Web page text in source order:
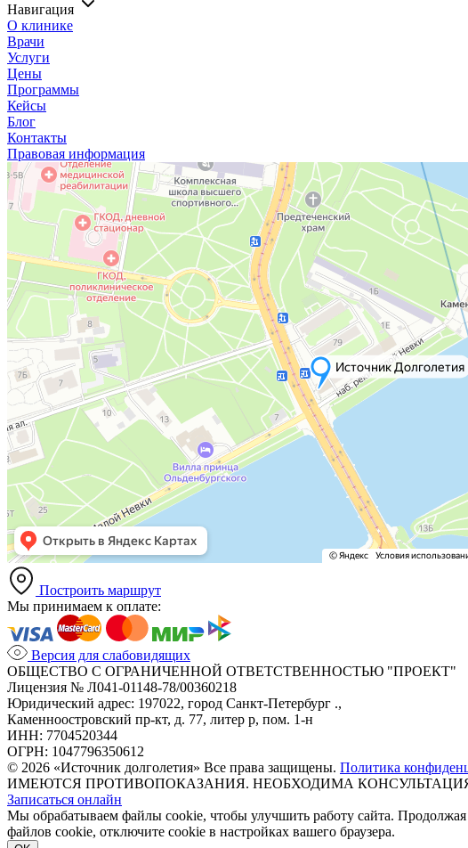
Навигация
О клинике
Врачи
Услуги
Цены
Программы
Кейсы
Блог
Контакты
Правовая информация
Построить маршрут
Мы принимаем к оплате:
Версия для слабовидящих
ОБЩЕСТВО С ОГРАНИЧЕННОЙ ОТВЕТСТВЕННОСТЬЮ "ПРОЕКТ"
Лицензия № Л041-01148-78/00360218
Юридический адрес: 197022, город Санкт-Петербург .,
Каменноостровский пр-кт, д. 77, литер р, пом. 1-н
ИНН: 7704520344
ОГРН: 1047796350612
© 2026 «Источник долголетия» Все права защищены. Политика
ИМЕЮТСЯ ПРОТИВОПОКАЗАНИЯ. НЕОБХОДИМА
Записаться онлайн
Мы обрабатываем файлы cookie, чтобы улучшить работу сайта. Продолжая
файлов cookie, отключите cookie в настройках вашего браузера.